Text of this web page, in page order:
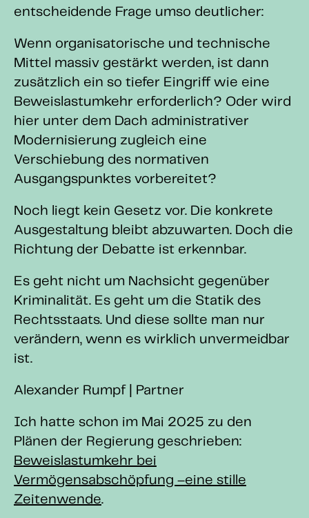
entscheidende Frage umso deutlicher:
Wenn organisatorische und technische
Mittel massiv gestärkt werden, ist dann
zusätzlich ein so tiefer Eingriff wie eine
Beweislastumkehr erforderlich? Oder wird
hier unter dem Dach administrativer
Modernisierung zugleich eine
Verschiebung des normativen
Ausgangspunktes vorbereitet?
Noch liegt kein Gesetz vor. Die konkrete
Ausgestaltung bleibt abzuwarten. Doch die
Richtung der Debatte ist erkennbar.
Es geht nicht um Nachsicht gegenüber
Kriminalität. Es geht um die Statik des
Rechtsstaats. Und diese sollte man nur
verändern, wenn es wirklich unvermeidbar
ist.
Alexander Rumpf | Partner
Ich hatte schon im Mai 2025 zu den
Plänen der Regierung geschrieben:
Beweislastumkehr bei
Vermögensabschöpfung –eine stille
Zeitenwende.